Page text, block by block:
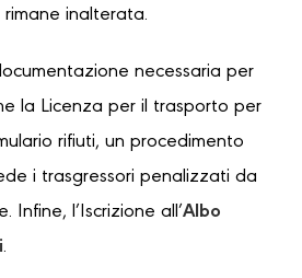
inalterata.
necessaria per
la Licenza per il trasporto per
rifiuti, un procedimento
i trasgressori penalizzati da
Infine, l’Iscrizione all’Albo
.